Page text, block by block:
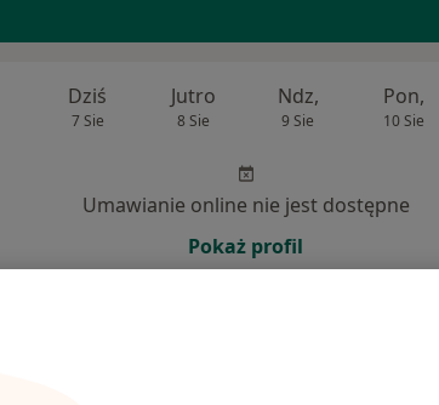
Dziś
7 Sie
Jutro
8 Sie
Ndz,
9 Sie
Pon,
10 Sie
Umawianie online nie jest dostępne
Pokaż profil